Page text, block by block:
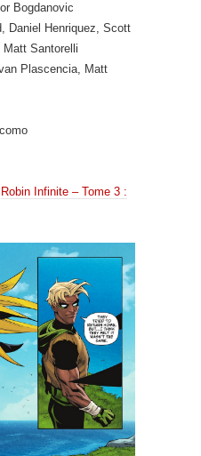
Bogdanovic
Daniel Henriquez, Scott
Santorelli
Plascencia, Matt
Robin Infinite – Tome 3 :